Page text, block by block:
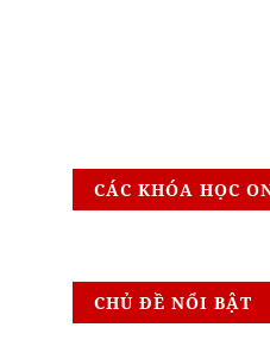
CÁC KHÓA HỌC
CHỦ ĐỀ NỔI BẬT